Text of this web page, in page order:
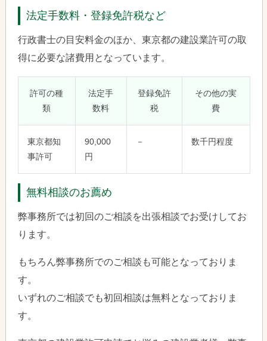
法定手数料・登録免許税など
行政書士の目安料金のほか、東京都の建設業許可の取
得に必要な諸費用となっています。
許可の種
類
法定手
数料
登録免許
税
その他の実
費
東京都知
事許可
90,000
円
－ 数千円程度
無料相談のお薦め
弊事務所では初回のご相談を出張相談でお受けしてお
ります。
もちろん弊事務所でのご相談も可能となっておりま
す。
いずれのご相談でも初回相談は無料となっておりま
す。